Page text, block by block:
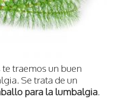
traemos un buen
Se trata de un
para la lumbalgia